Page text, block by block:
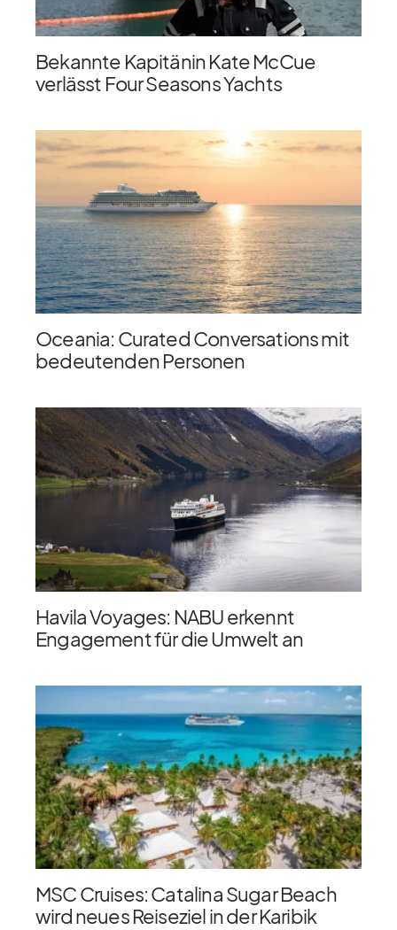
Bekannte Kapitänin Kate McCue
verlässt Four Seasons Yachts
Oceania: Curated Conversations mit
bedeutenden Personen
Havila Voyages: NABU erkennt
Engagement für die Umwelt an
MSC Cruises: Catalina Sugar Beach
wird neues Reiseziel in der Karibik